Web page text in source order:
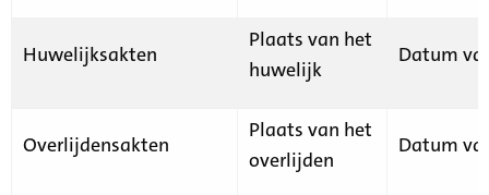
Huwelijksakten
Plaats van het
huwelijk
Datum
Overlijdensakten
Plaats van het
overlijden
Datum